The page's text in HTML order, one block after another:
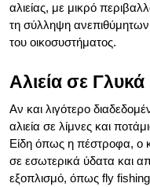
αλιείας, με μικρό
τη σύλληψη ανεπιθύμητων
του οικοσυστήματος.
Αλιεία σε
Αν και λιγότερο
αλιεία σε λίμνες και
Είδη όπως η πέστροφα, ο
σε εσωτερικά ύδατα και
εξοπλισμό, όπως fly